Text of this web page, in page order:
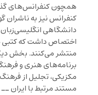
همچون کنفرانس‌های
کنفرانس نیز به ناشران
دانشگاهی
اختصاص داشت که کتبی
منتشر می‌کنند. بخش
برنامه‌های هنری و
مکزیکی، تجلیل از
مستند مرتبط با ایران